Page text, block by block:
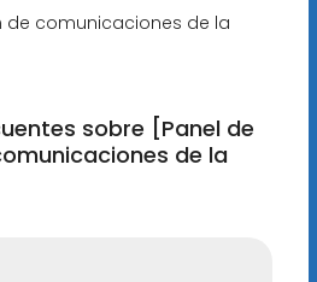
de comunicaciones de la
sobre [Panel de
de la